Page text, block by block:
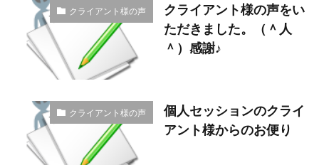
クライアント様の声
クライアント様の声をい
ただきました。（＾人
＾）感謝♪
クライアント様の声
個人セッションのクライ
アント様からのお便り